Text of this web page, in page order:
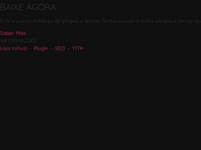
BAIXE AGORA
Este e outros milhares de plugins e temas. Tenha acesso a todos plugins e temas do
Saber Mais
INFORMAÇÕES
Loja Virtual
Plugin SEO YITH